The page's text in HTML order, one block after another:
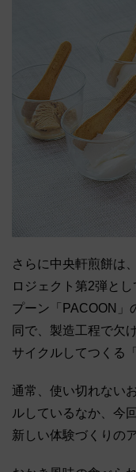
さらに中央軒煎餅は
ロジェクト第2弾と
プーン「PACOON」
同で、製造工程で欠
サイクルしてつくる
通常、使い切れない
ルしているなか、今
新しい体験づくりの